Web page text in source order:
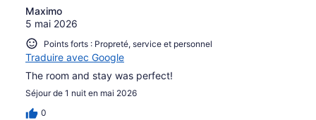
Maximo
5 mai 2026
Points forts : Propreté, service et personnel
Traduire avec Google
The room and stay was perfect!
Séjour de 1 nuit en mai 2026
0